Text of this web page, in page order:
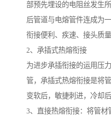
部预先埋设的电阻丝发生
后管道与电熔管件连成为
衔接便利、疾速、接头质
2、承插式热熔衔接
为进步承插衔接的运用压
管，承插式热熔衔接是将
变软后，敏捷刺进，冷却
3、直接热熔衔接：将管